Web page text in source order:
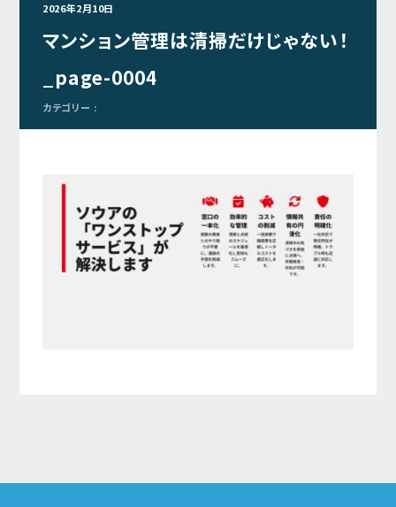
2026年2月10日
マンション管理は清掃だけじゃない！
_page-0004
カテゴリー :